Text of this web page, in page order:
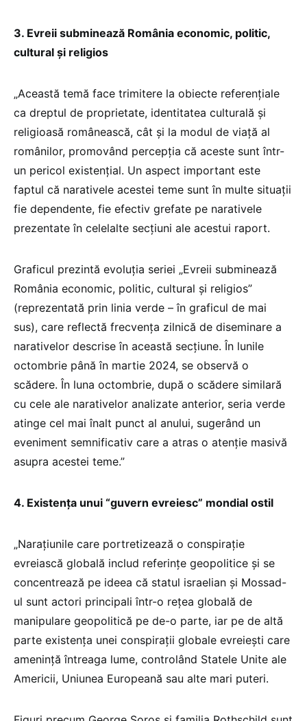
3. Evreii subminează România economic, politic,
cultural și religios
„Această temă face trimitere la obiecte referențiale
ca dreptul de proprietate, identitatea culturală și
religioasă românească, cât și la modul de viață al
românilor, promovând percepția că aceste sunt într-
un pericol existențial. Un aspect important este
faptul că narativele acestei teme sunt în multe situații
fie dependente, fie efectiv grefate pe narativele
prezentate în celelalte secțiuni ale acestui raport.
Graficul prezintă evoluția seriei „Evreii subminează
România economic, politic, cultural și religios”
(reprezentată prin linia verde – în graficul de mai
sus), care reflectă frecvența zilnică de diseminare a
narativelor descrise în această secțiune. În lunile
octombrie până în martie 2024, se observă o
scădere. În luna octombrie, după o scădere similară
cu cele ale narativelor analizate anterior, seria verde
atinge cel mai înalt punct al anului, sugerând un
eveniment semnificativ care a atras o atenție masivă
asupra acestei teme.”
4. Existența unui “guvern evreiesc” mondial ostil
„Narațiunile care portretizează o conspirație
evreiască globală includ referințe geopolitice și se
concentrează pe ideea că statul israelian și Mossad-
ul sunt actori principali într-o rețea globală de
manipulare geopolitică pe de-o parte, iar pe de altă
parte existența unei conspirații globale evreiești care
amenință întreaga lume, controlând Statele Unite ale
Americii, Uniunea Europeană sau alte mari puteri.